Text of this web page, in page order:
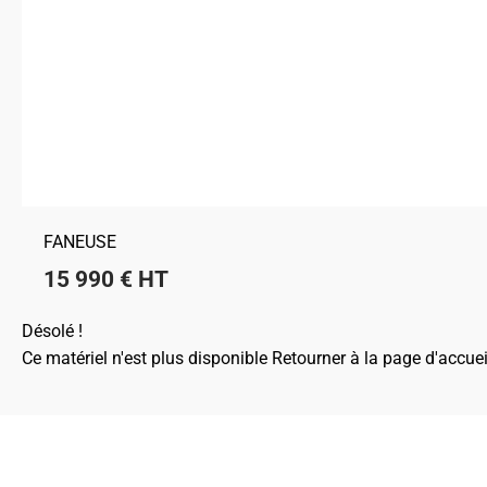
FANEUSE
15 990 € HT
Désolé !
Ce matériel n'est plus disponible Retourner à la page